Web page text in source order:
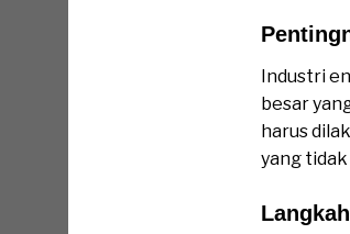
Industri
besar
harus
yang